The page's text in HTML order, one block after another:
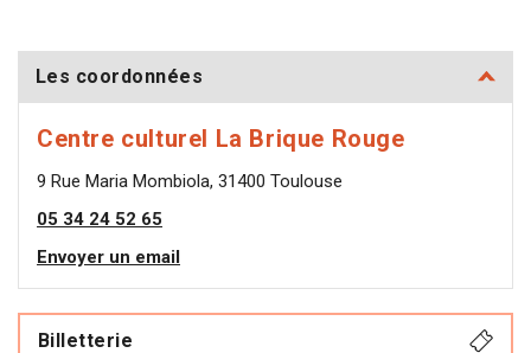
Les coordonnées
Centre culturel La Brique Rouge
9 Rue Maria Mombiola, 31400 Toulouse
05 34 24 52 65
Envoyer un email
Billetterie